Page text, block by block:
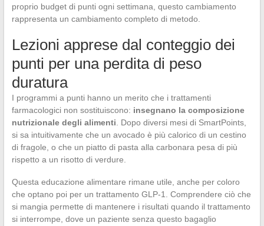
proprio budget di punti ogni settimana, questo cambiamento
rappresenta un cambiamento completo di metodo.
Lezioni apprese dal conteggio dei
punti per una perdita di peso
duratura
I programmi a punti hanno un merito che i trattamenti
farmacologici non sostituiscono: insegnano la composizione
nutrizionale degli alimenti . Dopo diversi mesi di SmartPoints,
si sa intuitivamente che un avocado è più calorico di un cestino
di fragole, o che un piatto di pasta alla carbonara pesa di più
rispetto a un risotto di verdure.
Questa educazione alimentare rimane utile, anche per coloro
che optano poi per un trattamento GLP-1. Comprendere ciò che
si mangia permette di mantenere i risultati quando il trattamento
si interrompe, dove un paziente senza questo bagaglio